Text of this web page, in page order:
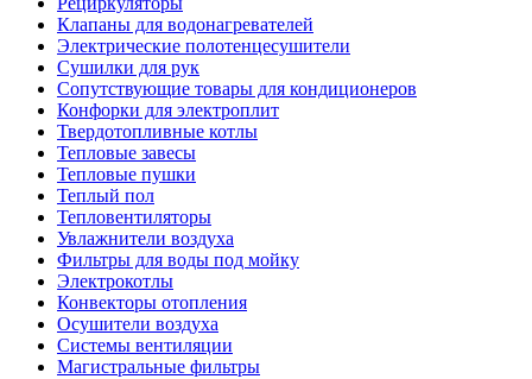
Клапаны для водонагревателей
Электрические полотенцесушители
Сушилки для рук
Сопутствующие товары для кондиционеров
Конфорки для электроплит
Твердотопливные котлы
Тепловые завесы
Тепловые пушки
Теплый пол
Тепловентиляторы
Увлажнители воздуха
Фильтры для воды под мойку
Электрокотлы
Конвекторы отопления
Осушители воздуха
Системы вентиляции
Магистральные фильтры